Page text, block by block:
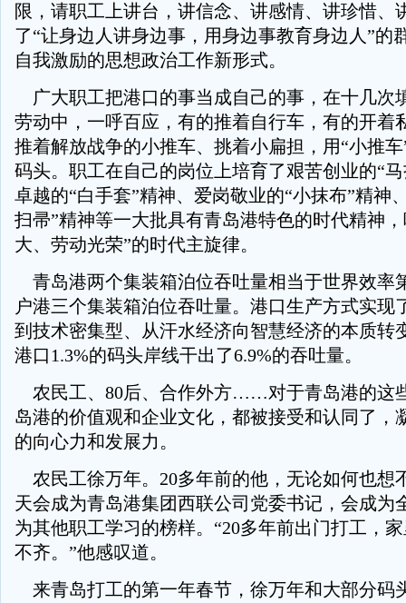
限，请职工上讲台，讲信念、讲感情、讲珍惜、
了“让身边人讲身边事，用身边事教育身边人”的
自我激励的思想政治工作新形式。
广大职工把港口的事当成自己的事，在十几次
劳动中，一呼百应，有的推着自行车，有的开着
推着解放战争的小推车、挑着小扁担，用“小推
码头。职工在自己的岗位上培育了艰苦创业的“
卓越的“白手套”精神、爱岗敬业的“小抹布”精神
扫帚”精神等一大批具有青岛港特色的时代精神
大、劳动光荣”的时代主旋律。
青岛港两个集装箱泊位吞吐量相当于世界效率
户港三个集装箱泊位吞吐量。港口生产方式实现
到技术密集型、从汗水经济向智慧经济的本质转
港口1.3%的码头岸线干出了6.9%的吞吐量。
农民工、80后、合作外方……对于青岛港的这
岛港的价值观和企业文化，都被接受和认同了，
的向心力和发展力。
农民工徐万年。20多年前的他，无论如何也想
天会成为青岛港集团西联公司党委书记，会成为
为其他职工学习的榜样。“20多年前出门打工，
不齐。”他感叹道。
来青岛打工的第一年春节，徐万年和大部分码